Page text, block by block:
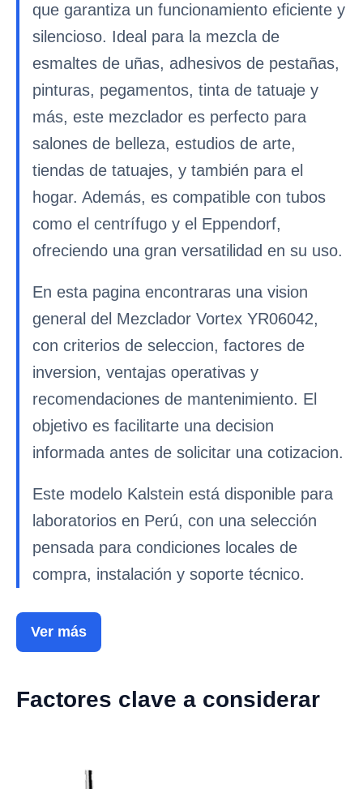
que garantiza un funcionamiento eficiente y
silencioso. Ideal para la mezcla de
esmaltes de uñas, adhesivos de pestañas,
pinturas, pegamentos, tinta de tatuaje y
más, este mezclador es perfecto para
salones de belleza, estudios de arte,
tiendas de tatuajes, y también para el
hogar. Además, es compatible con tubos
como el centrífugo y el Eppendorf,
ofreciendo una gran versatilidad en su uso.
En esta pagina encontraras una vision
general del Mezclador Vortex YR06042,
con criterios de seleccion, factores de
inversion, ventajas operativas y
recomendaciones de mantenimiento. El
objetivo es facilitarte una decision
informada antes de solicitar una cotizacion.
Este modelo Kalstein está disponible para
laboratorios en Perú, con una selección
pensada para condiciones locales de
compra, instalación y soporte técnico.
Ver más
Factores clave a considerar